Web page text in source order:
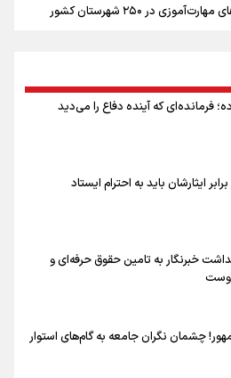
و عمان ندارد
از نگرانی‌های جدی دوران جنگ است/ خطر از
«محمود صارمی»
شتاب‌زده درباره چگونگی شهادت اجتناب
فرمانده‌ای که آینده دفاع را می‌دید
ایثارشان باید به احترام ایستاد
خبرنگار به تامین حقوق حرفه‌ای و
چشمان نگران جامعه به گام‌های استوار